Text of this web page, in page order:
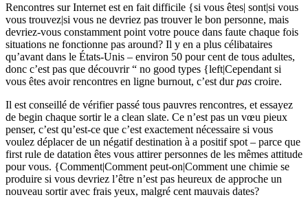
Rencontres sur Internet est en fait difficile {si vous êtes| sont|si vous
vous trouvez|si vous ne devriez pas trouver le bon personne, mais
devriez-vous constamment point votre pouce dans faute chaque fois
situations ne fonctionne pas around? Il y en a plus célibataires
qu’avant dans le États-Unis – environ 50 pour cent de tous adultes,
donc c’est pas que découvrir “ no good types {left|Cependant si
vous êtes avoir rencontres en ligne burnout, c’est durpas croire.
Il est conseillé de vérifier passé tous pauvres rencontres, et essayez
de begin chaque sortir le a clean slate. Ce n’est pas un vœu pieux
penser, c’est qu’est-ce que c’est exactement nécessaire si vous
voulez déplacer de un négatif destination à a positif spot – parce que
first rule de datation êtes vous attirer personnes de les mêmes attitude
pour vous. {Comment|Comment peut-on|Comment une chimie se
produire si vous devriez l’être n’est pas heureux de approche un
nouveau sortir avec frais yeux, malgré cent mauvais dates?